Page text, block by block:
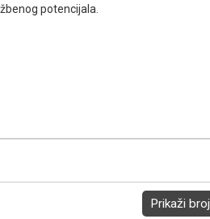
potencijala.
Prikaži broj